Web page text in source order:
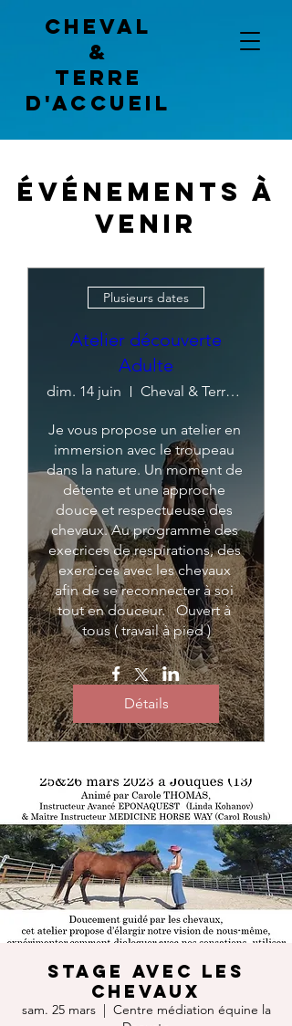
Cheval
&
terre
d'accueil
Événements à
venir
Plusieurs dates
Atelier découverte
Adulte
dim. 14 juin Cheval & Terre d'Accueil
Je vous propose un atelier en
immersion avec le troupeau
dans la nature. Un moment de
détente et une approche
douce et respectueuse des
chevaux. Au programme des
execrices de respirations, des
exercices avec les chevaux
afin de se reconnecter à soi
tout en douceur.   Ouvert à
tous ( travail à pied )
Détails
Stage avec les
chevaux
sam. 25 mars
  |
Centre médiation équine la